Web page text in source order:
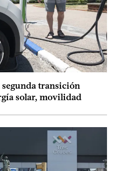
transición
solar, movilidad